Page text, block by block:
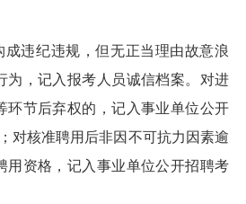
违纪违规，但无正当理由故意浪
为，记入报考人员诚信档案。对进
环节后弃权的，记入事业单位公开
对核准聘用后非因不可抗力因素逾
用资格，记入事业单位公开招聘考